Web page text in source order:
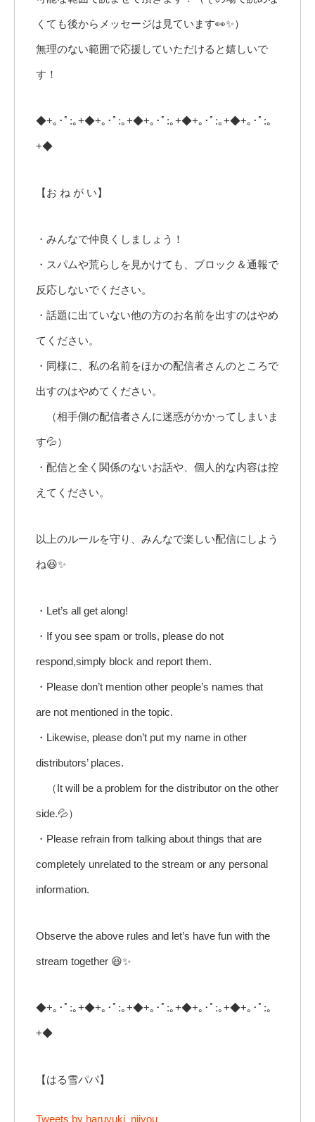
くても後からメッセージは見ています👀✨）
無理のない範囲で応援していただけると嬉しいで
す！
◆+｡･ﾟ:｡+◆+｡･ﾟ:｡+◆+｡･ﾟ:｡+◆+｡･ﾟ:｡+◆+｡･ﾟ:｡
+◆
【お ね が い】
・みんなで仲良くしましょう！
・スパムや荒らしを見かけても、ブロック＆通報で
反応しないでください。
・話題に出ていない他の方のお名前を出すのはやめ
てください。
・同様に、私の名前をほかの配信者さんのところで
出すのはやめてください。
（相手側の配信者さんに迷惑がかかってしまいま
す💦）
・配信と全く関係のないお話や、個人的な内容は控
えてください。
以上のルールを守り、みんなで楽しい配信にしよう
ね😆✨
・Let’s all get along!
・If you see spam or trolls, please do not
respond,simply block and report them.
・Please don’t mention other people’s names that
are not mentioned in the topic.
・Likewise, please don’t put my name in other
distributors’ places.
（It will be a problem for the distributor on the other
side.💦）
・Please refrain from talking about things that are
completely unrelated to the stream or any personal
information.
Observe the above rules and let’s have fun with the
stream together 😆✨
◆+｡･ﾟ:｡+◆+｡･ﾟ:｡+◆+｡･ﾟ:｡+◆+｡･ﾟ:｡+◆+｡･ﾟ:｡
+◆
【はる雪パパ】
Tweets by haruyuki_nijyou